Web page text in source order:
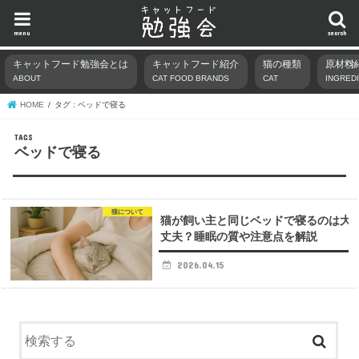
search
menu
キャットフード勉強会とは
ABOUT
キャットフード紹介
CAT FOOD BRANDS
猫の種類
CAT
原材料
HOME タグ : ベッドで寝る
ベッドで寝る
猫について
猫が飼い主と同じベッドで寝るのは大
丈夫？睡眠の質や注意点を解説
2026.04.15